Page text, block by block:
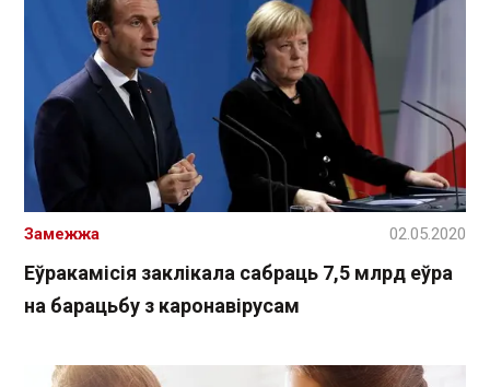
Еўракамісія заклікала сабраць 7,5 млрд еўра
на барацьбу з каронавірусам
Замежжа 02.05.2020